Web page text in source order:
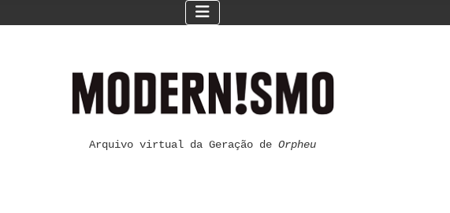
Arquivo virtual da Geração de Orpheu